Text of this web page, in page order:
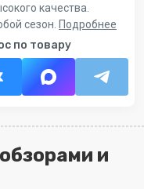
качества.
сезон. Подробнее
по товару
и